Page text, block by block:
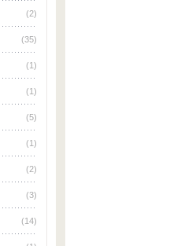
(2)
(35)
(1)
(1)
(5)
(1)
(2)
(3)
(14)